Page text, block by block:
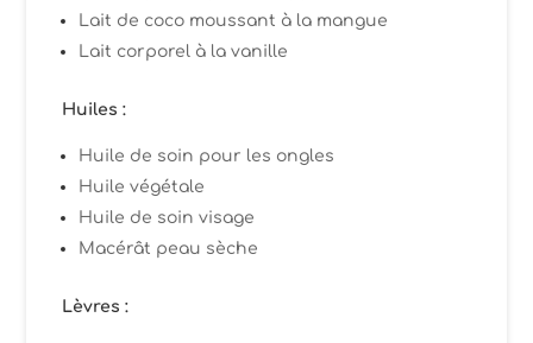
Lait de coco moussant à la mangue
Lait corporel à la vanille
Huiles :
Huile de soin pour les ongles
Huile végétale
Huile de soin visage
Macérât peau sèche
Lèvres :